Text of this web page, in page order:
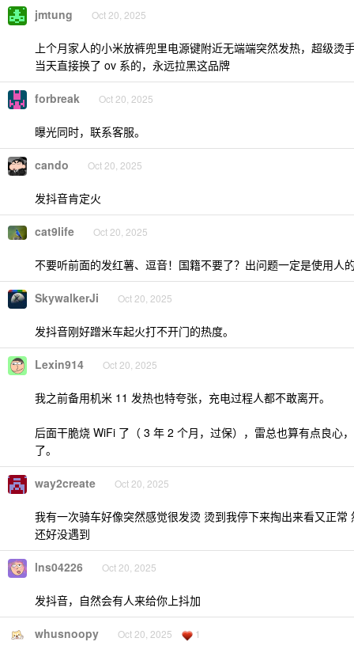
jmtung Oct 20, 2025
上个月家人的小米放裤兜里电源键附近无端端突然发热，超级烫
当天直接换了 ov 系的，永远拉黑这品牌
forbreak Oct 20, 2025
曝光同时，联系客服。
cando Oct 20, 2025
发抖音肯定火
cat9life Oct 20, 2025
不要听前面的发红薯、逗音！国籍不要了？出问题一定是使用人
SkywalkerJi Oct 20, 2025
发抖音刚好蹭米车起火打不开门的热度。
Lexin914 Oct 20, 2025
我之前备用机米 11 发热也特夸张，充电过程人都不敢离开。
后面干脆烧 WiFi 了（ 3 年 2 个月，过保），雷总也算有点良心
了。
way2create Oct 20, 2025
我有一次骑车好像突然感觉很发烫 烫到我停下来掏出来看又正常
还好没遇到
lns04226 Oct 20, 2025
发抖音，自然会有人来给你上抖加
whusnoopy Oct 20, 2025 1